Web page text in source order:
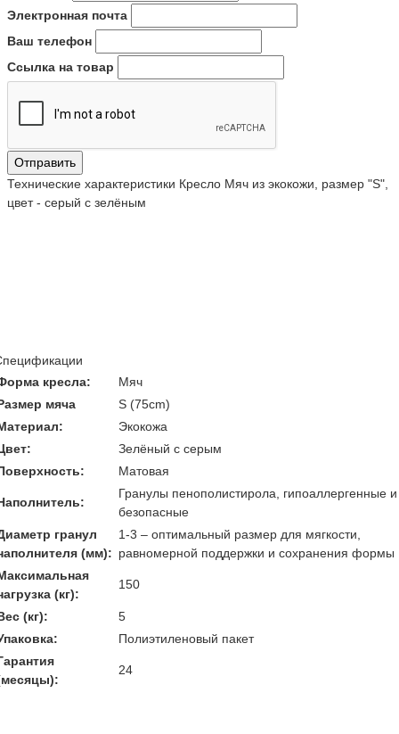
Электронная почта
Ваш телефон
Ссылка на товар
Отправить
Технические характеристики Кресло Мяч из экокожи, размер "S",
цвет - серый с зелёным
кресла:
Мяч
мяча
S (75cm)
Экокожа
Зелёный с серым
Матовая
Гранулы пенополистирола, гипоаллергенные и
безопасные
гранул
(мм):
1-3 – оптимальный размер для мягкости,
равномерной поддержки и сохранения формы
(кг):
150
(кг):
5
Полиэтиленовый пакет
24